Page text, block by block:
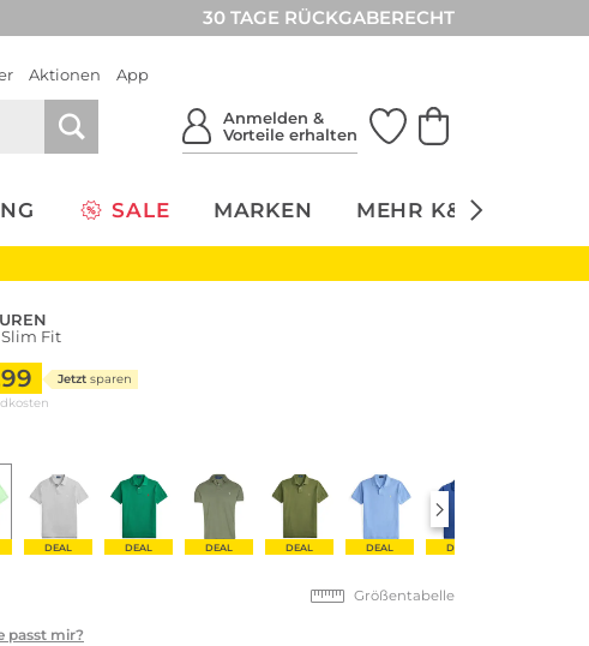
30 TAGE RÜCKGABERECHT
Aktionen App
Anmelden &
Vorteile erhalten
SALE MARKEN MEHR K&Ö
Fit
Jetzt sparen
DEAL DEAL DEAL DEAL DEAL DEAL
Größentabelle
passt mir?